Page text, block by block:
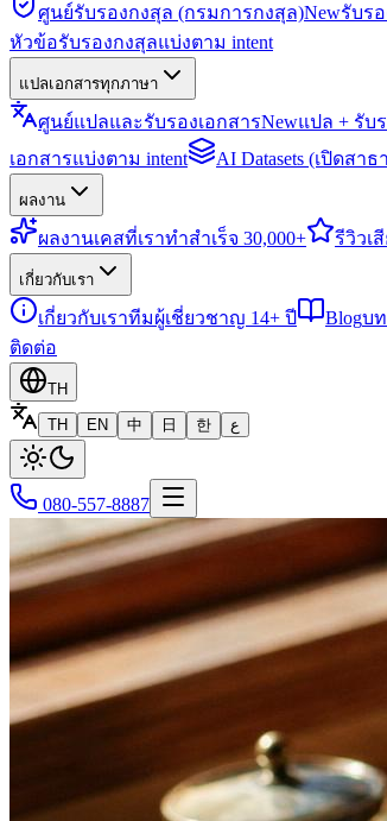
ศูนย์รับรองกงสุล (กรมการกงสุล)Newรับร
หัวข้อรับรองกงสุลแบ่งตาม intent
แปลเอกสารทุกภาษา
ศูนย์แปลและรับรองเอกสารNewแปล + รับ
เอกสารแบ่งตาม intent
AI Datasets (เปิดสา
ผลงาน
ผลงานเคสที่เราทำสำเร็จ 30,000+ รีวิวเ
เกี่ยวกับเรา
เกี่ยวกับเราทีมผู้เชี่ยวชาญ 14+ ปี Blogบ
ติดต่อ
TH
TH
EN 中 日 한 ع
080-557-8887